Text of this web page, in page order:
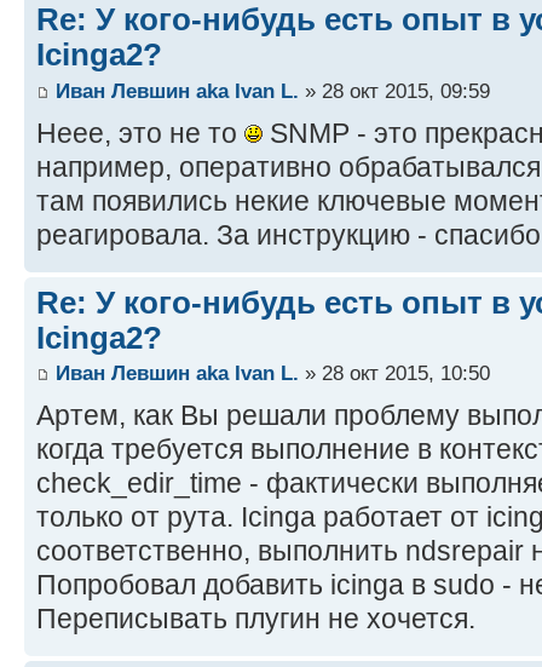
Re: У кого-нибудь есть опыт в
Icinga2?
Иван Левшин aka Ivan L. » 28 окт 2015, 09:59
Неее, это не то
SNMP - это
например, оперативно
там появились некие ключевые
реагировала. За инструкцию -
Re: У кого-нибудь есть опыт в
Icinga2?
Иван Левшин aka Ivan L. » 28 окт 2015, 10:50
Артем, как Вы решали проблему
когда требуется выполнение в
check_edir_time - фактически
только от рута. Icinga работает от
соответственно, выполнить ndsrepair
Попробовал добавить icinga в sudo -
Переписывать плугин не хочется.